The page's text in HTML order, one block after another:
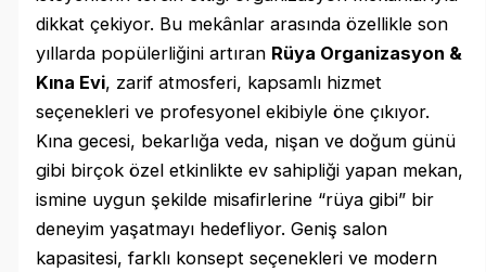
dikkat çekiyor. Bu mekânlar arasında özellikle son
yıllarda popülerliğini artıran Rüya Organizasyon &
Kına Evi, zarif atmosferi, kapsamlı hizmet
seçenekleri ve profesyonel ekibiyle öne çıkıyor.
Kına gecesi, bekarlığa veda, nişan ve doğum günü
gibi birçok özel etkinlikte ev sahipliği yapan mekan,
ismine uygun şekilde misafirlerine “rüya gibi” bir
deneyim yaşatmayı hedefliyor. Geniş salon
kapasitesi, farklı konsept seçenekleri ve modern